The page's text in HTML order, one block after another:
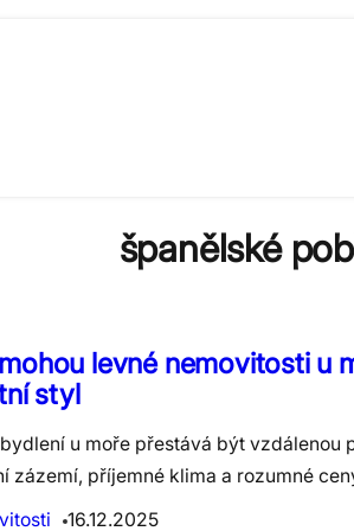
španělské
levné nemovitosti u
styl
bydlení u moře přestává být vzdálenou
zázemí, příjemné klima a rozumné
16.12.2025